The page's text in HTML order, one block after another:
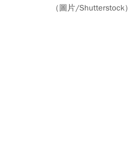
（圖片/Shutterstock）